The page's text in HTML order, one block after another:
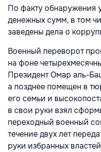
По факту обнаружения
денежных сумм, в том
заведены дела о
Военный переворот
на фоне
Президент Омар аль-
а позднее помещен в
его семьи и
в свои руки взял
переходный военный
течение двух лет
руки избранных